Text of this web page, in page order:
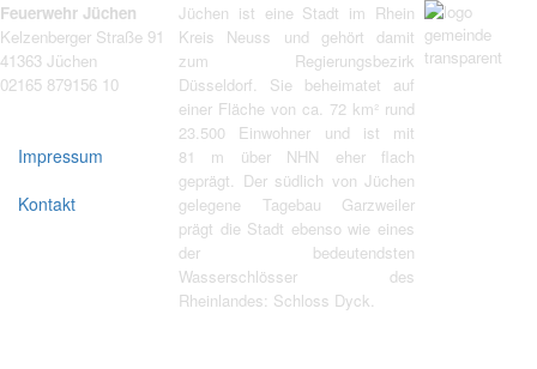
Feuerwehr Jüchen
Kelzenberger Straße 91
41363 Jüchen
02165 879156 10
Impressum
Kontakt
Jüchen ist eine Stadt im Rhein
Kreis Neuss und gehört damit
zum Regierungsbezirk
Düsseldorf. Sie beheimatet auf
einer Fläche von ca. 72 km² rund
23.500 Einwohner und ist mit
81 m über NHN eher flach
geprägt. Der südlich von Jüchen
gelegene Tagebau Garzweiler
prägt die Stadt ebenso wie eines
der bedeutendsten
Wasserschlösser des
Rheinlandes: Schloss Dyck.